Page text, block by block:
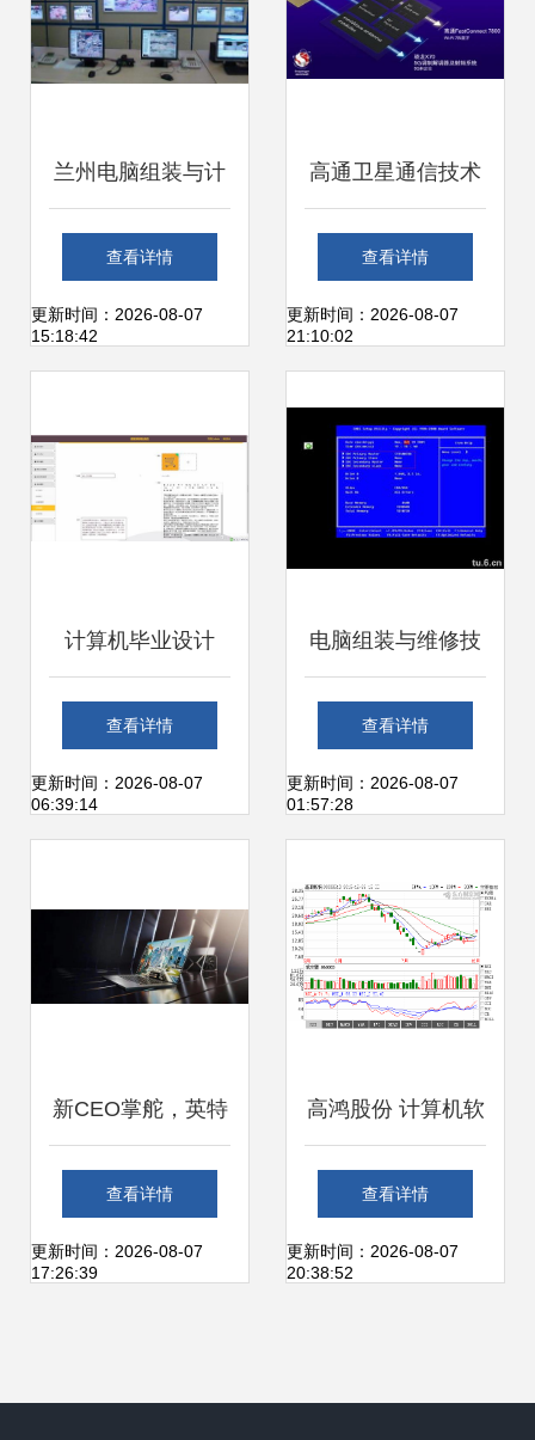
兰州电脑组装与计
算机软硬件技术开
发服务全解析
查看详情
更新时间：2026-08-07
15:18:42
高通卫星通信技术
即将上线，安卓阵
营突破天际，不再
属
查看详情
更新时间：2026-08-07
21:10:02
计算机毕业设计
django vue 爱宠 宠
物用品商店
查看详情
更新时间：2026-08-07
06:39:14
电脑组装与维修技
能实训 时代版计算
机软硬件的技术开
查看详情
更新时间：2026-08-07
01:57:28
新CEO掌舵，英特
尔能否重振雄风，
引领计算新纪元？
查看详情
更新时间：2026-08-07
17:26:39
高鸿股份 计算机软
硬件技术开发的战
略解析与未来展望
查看详情
更新时间：2026-08-07
20:38:52